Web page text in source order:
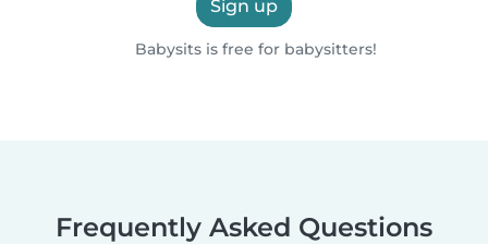
Sign up
Babysits is free for babysitters!
Frequently Asked Questions